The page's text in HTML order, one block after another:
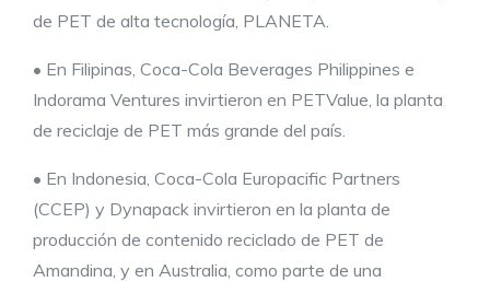
de PET de alta tecnología, PLANETA.
• En Filipinas, Coca-Cola Beverages Philippines e
Indorama Ventures invirtieron en PETValue, la planta
de reciclaje de PET más grande del país.
• En Indonesia, Coca-Cola Europacific Partners
(CCEP) y Dynapack invirtieron en la planta de
producción de contenido reciclado de PET de
Amandina, y en Australia, como parte de una